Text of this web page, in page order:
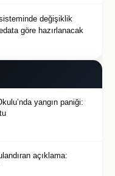
değişiklik
göre hazırlanacak
yangın paniği:
açıklama: